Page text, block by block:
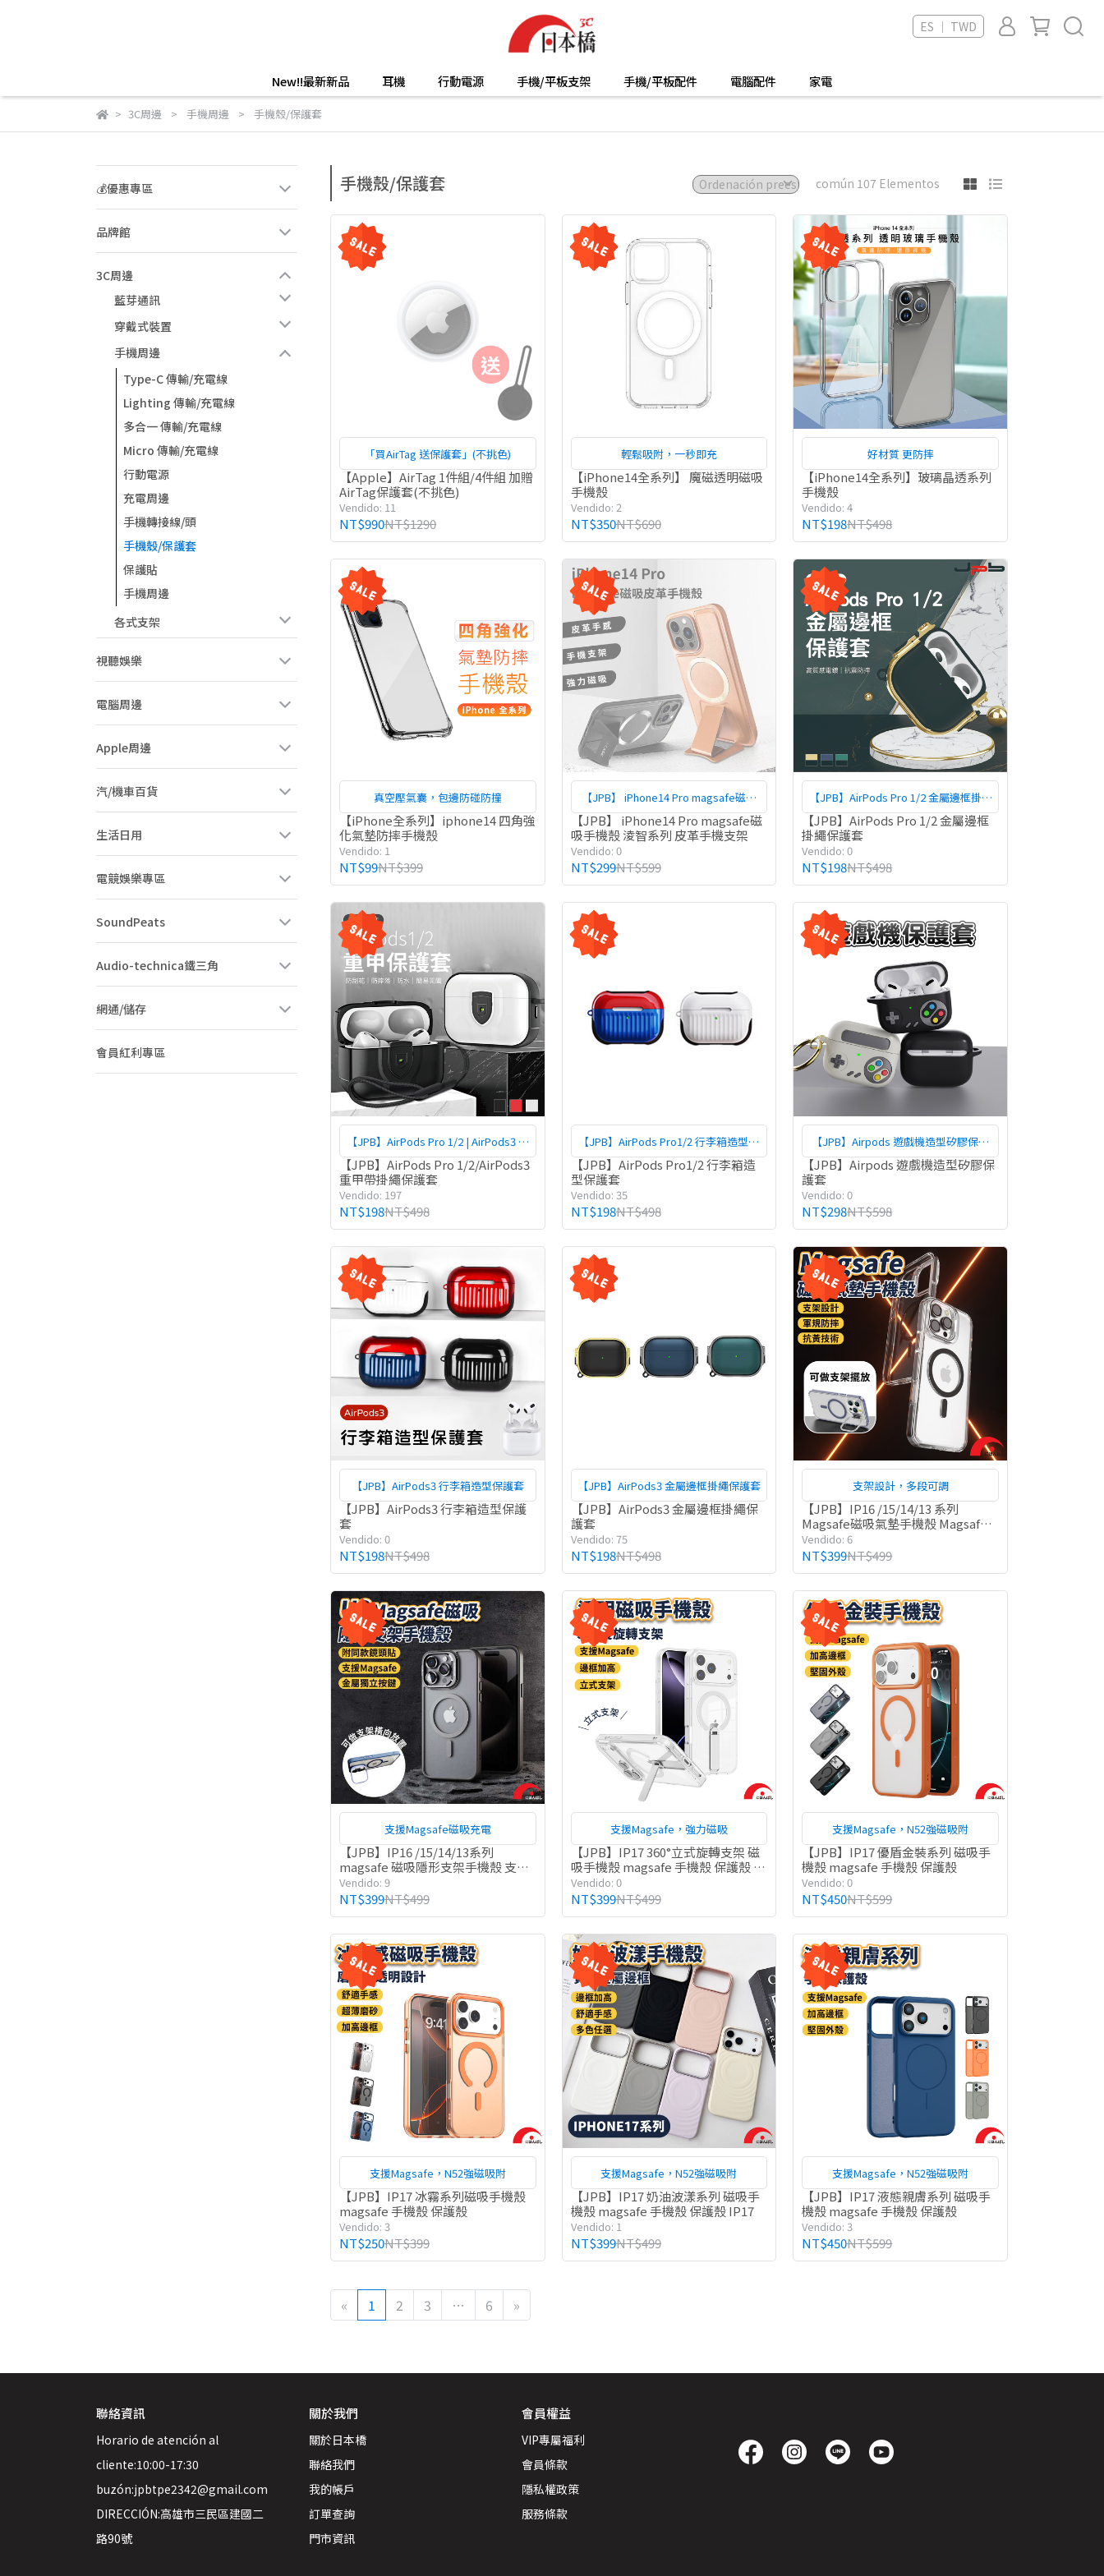
ES ｜ TWD
New!!最新新品 耳機 行動電源 手機/平板支架 手機/平板配件 電腦配件 家電
3C周邊 手機周邊 手機殼/保護套
💰優惠專區
品牌館
3C周邊
藍芽通訊
穿戴式裝置
手機周邊
Type-C 傳輸/充電線
Lighting 傳輸/充電線
多合一 傳輸/充電線
Micro 傳輸/充電線
行動電源
充電周邊
手機轉接線/頭
手機殼/保護套
保護貼
手機周邊
各式支架
視聽娛樂
電腦周邊
Apple周邊
汽/機車百貨
生活日用
電競娛樂專區
SoundPeats
Audio-technica鐵三角
網通/儲存
會員紅利專區
手機殼/保護套 común 107 Elementos
「買AirTag 送保護套」(不挑色)
【Apple】AirTag 1件組/4件組 加贈
AirTag保護套(不挑色)
Vendido: 11
NT$990NT$1290
輕鬆吸附，一秒即充
【iPhone14全系列】 魔磁透明磁吸
手機殼
Vendido: 2
NT$350NT$690
好材質 更防摔
【iPhone14全系列】玻璃晶透系列
手機殼
Vendido: 4
NT$198NT$498
真空壓氣囊，包邊防碰防撞
【iPhone全系列】iphone14 四角強
化氣墊防摔手機殼
Vendido: 1
NT$99NT$399
【JPB】 iPhone14 Pro magsafe磁吸
手機殼 淩智系列 皮革手機支架
【JPB】 iPhone14 Pro magsafe磁
吸手機殼 淩智系列 皮革手機支架
Vendido: 0
NT$299NT$599
【JPB】AirPods Pro 1/2 金屬邊框掛繩
保護套
【JPB】AirPods Pro 1/2 金屬邊框
掛繩保護套
Vendido: 0
NT$198NT$498
【JPB】AirPods Pro 1/2 | AirPods3 重
甲帶掛繩保護套
【JPB】AirPods Pro 1/2/AirPods3
重甲帶掛繩保護套
Vendido: 197
NT$198NT$498
【JPB】AirPods Pro1/2 行李箱造型保
護套
【JPB】AirPods Pro1/2 行李箱造
型保護套
Vendido: 35
NT$198NT$498
【JPB】Airpods 遊戲機造型矽膠保護
套
【JPB】Airpods 遊戲機造型矽膠保
護套
Vendido: 0
NT$298NT$598
【JPB】AirPods3 行李箱造型保護套
【JPB】AirPods3 行李箱造型保護
套
Vendido: 0
NT$198NT$498
【JPB】AirPods3 金屬邊框掛繩保護套
【JPB】AirPods3 金屬邊框掛繩保
護套
Vendido: 75
NT$198NT$498
支架設計，多段可調
【JPB】IP16 /15/14/13 系列
Magsafe磁吸氣墊手機殼 Magsafe
支架 抗黃手機殼
Vendido: 6
NT$399NT$499
支援Magsafe磁吸充電
【JPB】IP16 /15/14/13系列
magsafe 磁吸隱形支架手機殼 支架
手機殼 i16
Vendido: 9
NT$399NT$499
支援Magsafe，強力磁吸
【JPB】IP17 360°立式旋轉支架 磁
吸手機殼 magsafe 手機殼 保護殼 支
架 支架手機殼
Vendido: 0
NT$399NT$499
支援Magsafe，N52強磁吸附
【JPB】IP17 優盾金裝系列 磁吸手
機殼 magsafe 手機殼 保護殼
Vendido: 0
NT$450NT$599
支援Magsafe，N52強磁吸附
【JPB】IP17 冰霧系列磁吸手機殼
magsafe 手機殼 保護殼
Vendido: 3
NT$250NT$399
支援Magsafe，N52強磁吸附
【JPB】IP17 奶油波漾系列 磁吸手
機殼 magsafe 手機殼 保護殼 IP17
Vendido: 1
NT$399NT$499
支援Magsafe，N52強磁吸附
【JPB】IP17 液態親膚系列 磁吸手
機殼 magsafe 手機殼 保護殼
Vendido: 3
NT$450NT$599
« 1 2 3 … 6 »
聯絡資訊
Horario de atención al
cliente:10:00-17:30
buzón:jpbtpe2342@gmail.com
DIRECCIÓN:高雄市三民區建國二
路90號
關於我們
關於日本橋
聯絡我們
我的帳戶
訂單查詢
門市資訊
會員權益
VIP專屬福利
會員條款
隱私權政策
服務條款